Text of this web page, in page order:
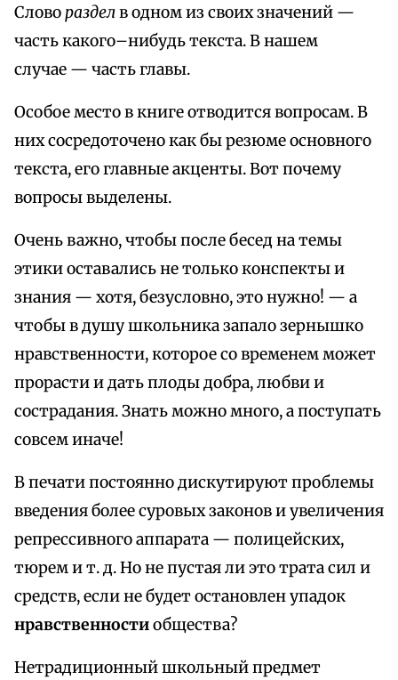
Словоразделв одном из своих значений —
часть какого–нибудь текста. В нашем
случае — часть главы.
Особое место в книге отводится вопросам. В
них сосредоточено как бы резюме основного
текста, его главные акценты. Вот почему
вопросы выделены.
Очень важно, чтобы после бесед на темы
этики оставались не только конспекты и
знания — хотя, безусловно, это нужно! — а
чтобы в душу школьника запало зернышко
нравственности, которое со временем может
прорасти и дать плоды добра, любви и
сострадания. Знать можно много, а поступать
совсем иначе!
В печати постоянно дискутируют проблемы
введения более суровых законов и увеличения
репрессивного аппарата — полицейских,
тюрем и т. д. Но не пустая ли это трата сил и
средств, если не будет остановлен упадок
нравственностиобщества?
Нетрадиционный школьный предмет